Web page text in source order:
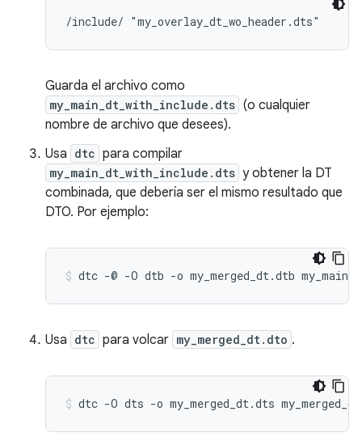
Guarda el archivo como
my_main_dt_with_include.dts (o cualquier
nombre de archivo que desees).
Usa dtc para compilar
my_main_dt_with_include.dts y obtener la DT
combinada, que debería ser el mismo resultado que
DTO. Por ejemplo:
Usa dtc para volcar my_merged_dt.dto .